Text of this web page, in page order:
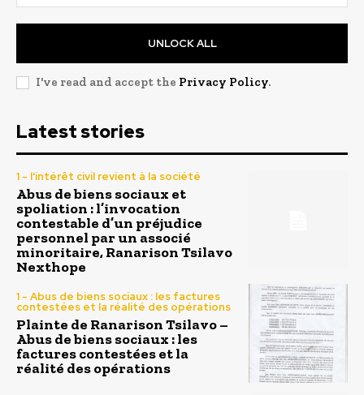
UNLOCK ALL
I've read and accept the Privacy Policy.
Latest stories
1 - l'intérêt civil revient à la société
Abus de biens sociaux et
spoliation : l’invocation
contestable d’un préjudice
personnel par un associé
minoritaire, Ranarison Tsilavo
Nexthope
1 - Abus de biens sociaux : les factures
contestées et la réalité des opérations
Plainte de Ranarison Tsilavo –
Abus de biens sociaux : les
factures contestées et la
réalité des opérations